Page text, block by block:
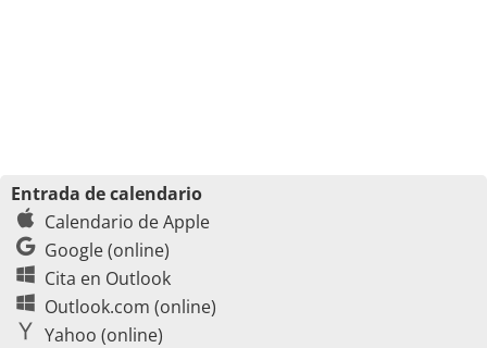
Entrada de calendario
Calendario de Apple
Google (online)
Cita en Outlook
Outlook.com (online)
Yahoo (online)